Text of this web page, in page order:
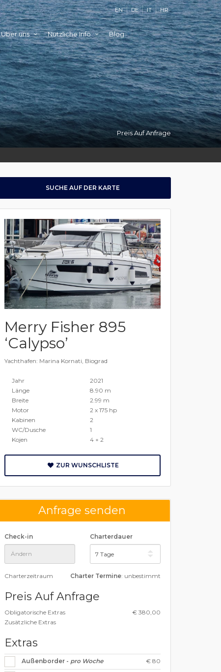
EN DE IT HR
Über uns Nützliche Info Blog
Preis Auf Anfrage
SUCHE AUF DER KARTE
Merry Fisher 895
‘Calypso’
Yachthafen: Marina Kornati, Biograd
Jahr
2021
Länge
8.90 m
Breite
2.99 m
Motor
2 x 175 hp
Kabinen
2
WC/Dusche
1
Kojen
4 + 2
ZUR WUNSCHLISTE
Anfrage senden
Check-in Charterdauer
Charterzeitraum Charter Termine: unbestimmt
Preis Auf Anfrage
Obligatorische Extras
€ 380,00
Zusätzliche Extras
Extras
Außenborder - pro Woche € 80